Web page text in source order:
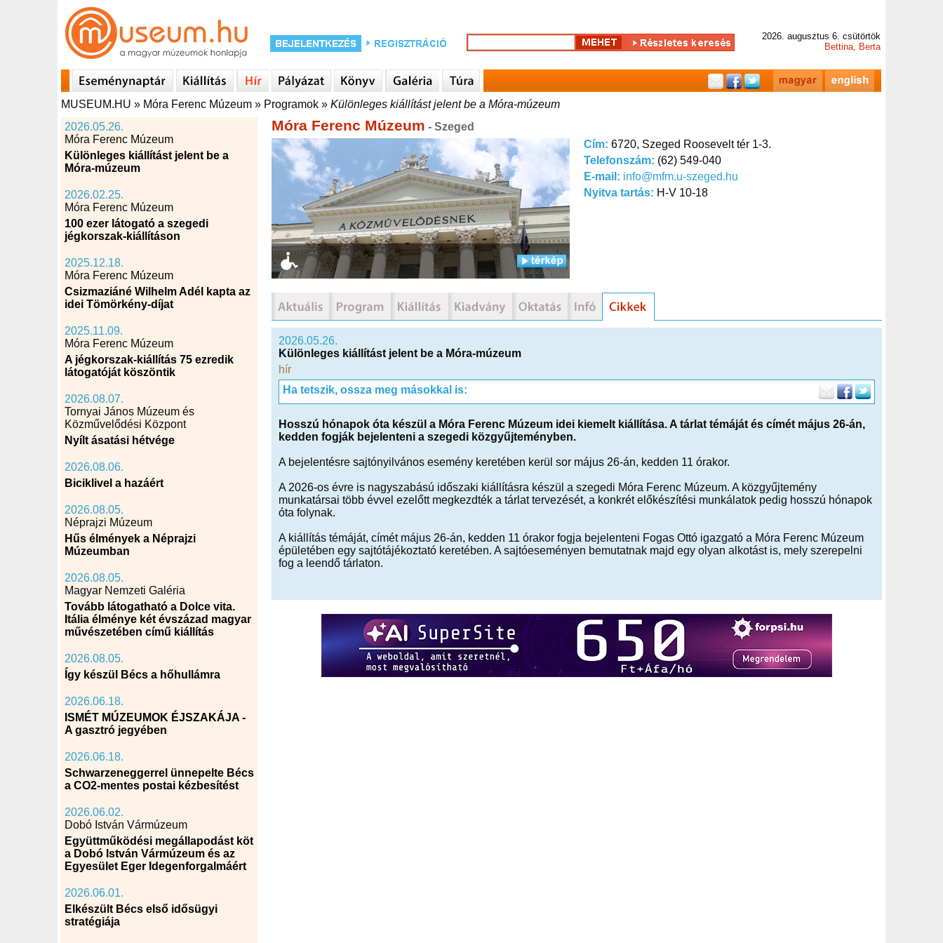
2026. augusztus 6. csütörtök
Bettina, Berta
MUSEUM.HU » Móra Ferenc Múzeum » Programok » Különleges kiállítást jelent be a Móra-múzeum
2026.05.26.
Móra Ferenc Múzeum
Különleges kiállítást jelent be a
Móra-múzeum
2026.02.25.
Móra Ferenc Múzeum
100 ezer látogató a szegedi
jégkorszak-kiállításon
2025.12.18.
Móra Ferenc Múzeum
Csizmaziáné Wilhelm Adél kapta az
idei Tömörkény-díjat
2025.11.09.
Móra Ferenc Múzeum
A jégkorszak-kiállítás 75 ezredik
látogatóját köszöntik
2026.08.07.
Tornyai János Múzeum és
Közművelődési Központ
Nyílt ásatási hétvége
2026.08.06.
Biciklivel a hazáért
2026.08.05.
Néprajzi Múzeum
Hűs élmények a Néprajzi
Múzeumban
2026.08.05.
Magyar Nemzeti Galéria
Tovább látogatható a Dolce vita.
Itália élménye két évszázad magyar
művészetében című kiállítás
2026.08.05.
Így készül Bécs a hőhullámra
2026.06.18.
ISMÉT MÚZEUMOK ÉJSZAKÁJA -
A gasztró jegyében
2026.06.18.
Schwarzeneggerrel ünnepelte Bécs
a CO2-mentes postai kézbesítést
2026.06.02.
Dobó István Vármúzeum
Együttműködési megállapodást köt
a Dobó István Vármúzeum és az
Egyesület Eger Idegenforgalmáért
2026.06.01.
Elkészült Bécs első idősügyi
stratégiája
Móra Ferenc Múzeum - Szeged
Cím: 6720, Szeged Roosevelt tér 1-3.
Telefonszám: (62) 549-040
E-mail: info@mfm.u-szeged.hu
Nyitva tartás: H-V 10-18
2026.05.26.
Különleges kiállítást jelent be a Móra-múzeum
hír
Ha tetszik, ossza meg másokkal is:
Hosszú hónapok óta készül a Móra Ferenc Múzeum idei kiemelt kiállítása. A tárlat témáját és címét május 26-án,
kedden fogják bejelenteni a szegedi közgyűjteményben.
A bejelentésre sajtónyilvános esemény keretében kerül sor május 26-án, kedden 11 órakor.
A 2026-os évre is nagyszabású időszaki kiállításra készül a szegedi Móra Ferenc Múzeum. A közgyűjtemény
munkatársai több évvel ezelőtt megkezdték a tárlat tervezését, a konkrét előkészítési munkálatok pedig hosszú hónapok
óta folynak.
A kiállítás témáját, címét május 26-án, kedden 11 órakor fogja bejelenteni Fogas Ottó igazgató a Móra Ferenc Múzeum
épületében egy sajtótájékoztató keretében. A sajtóeseményen bemutatnak majd egy olyan alkotást is, mely szerepelni
fog a leendő tárlaton.